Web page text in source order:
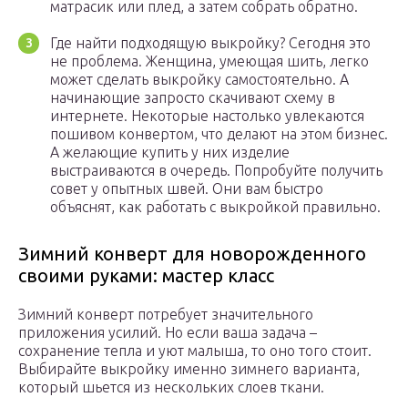
матрасик или плед, а затем собрать обратно.
Где найти подходящую выкройку? Сегодня это
не проблема. Женщина, умеющая шить, легко
может сделать выкройку самостоятельно. А
начинающие запросто скачивают схему в
интернете. Некоторые настолько увлекаются
пошивом конвертом, что делают на этом бизнес.
А желающие купить у них изделие
выстраиваются в очередь. Попробуйте получить
совет у опытных швей. Они вам быстро
объяснят, как работать с выкройкой правильно.
Зимний конверт для новорожденного
своими руками: мастер класс
Зимний конверт потребует значительного
приложения усилий. Но если ваша задача –
сохранение тепла и уют малыша, то оно того стоит.
Выбирайте выкройку именно зимнего варианта,
который шьется из нескольких слоев ткани.